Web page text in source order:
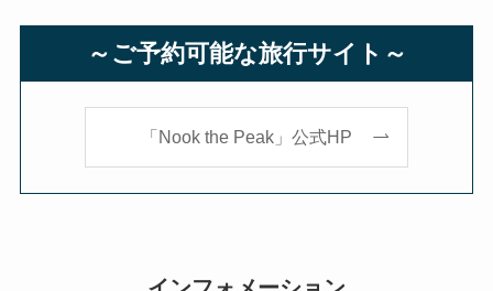
～ご予約可能な旅行サイト～
「Nook the Peak」公式HP